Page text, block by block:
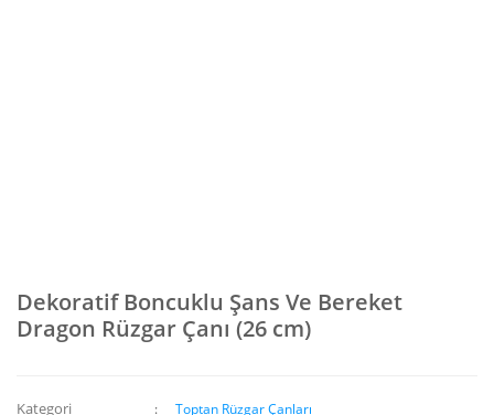
Dekoratif Boncuklu Şans Ve Bereket
Dragon Rüzgar Çanı (26 cm)
Kategori Toptan Rüzgar Çanları